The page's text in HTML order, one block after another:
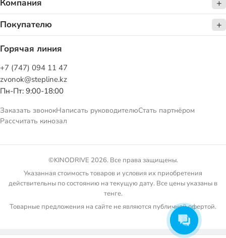
Компания
Покупателю
Горячая линия
+7 (747) 094 11 47
zvonok@stepline.kz
Пн-Пт: 9:00-18:00
Заказать звонокНаписать руководителюСтать партнёром
Рассчитать кинозал
©KINODRIVE 2026. Все права защищены.
Указанная стоимость товаров и условия их приобретения
действительны по состоянию на текущую дату. Все цены указаны в
тенге.
Товарные предложения на сайте не являются публичной офертой.